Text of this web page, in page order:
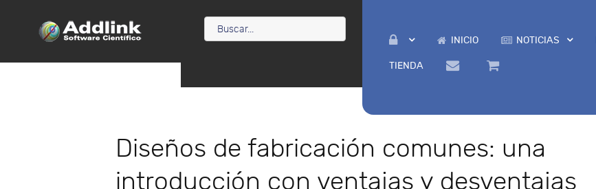
INICIO NOTICIAS
TIENDA
Diseños de fabricación comunes: una
introducción con ventajas y desventajas